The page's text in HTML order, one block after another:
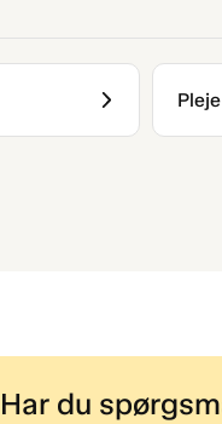
Har du